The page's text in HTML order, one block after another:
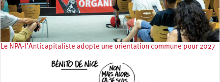
Le NPA-l’Anticapitaliste adopte une orientation commune pour 2027